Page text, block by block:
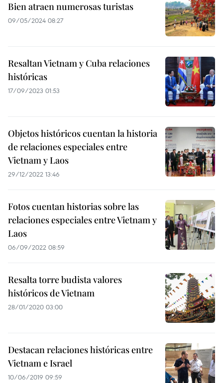
Bien atraen numerosas turistas
09/05/2024 08:27
Resaltan Vietnam y Cuba relaciones
históricas
17/09/2023 01:53
Objetos históricos cuentan la historia
de relaciones especiales entre
Vietnam y Laos
29/12/2022 13:46
Fotos cuentan historias sobre las
relaciones especiales entre Vietnam y
Laos
06/09/2022 08:59
Resalta torre budista valores
históricos de Vietnam
28/01/2020 03:00
Destacan relaciones históricas entre
Vietnam e Israel
10/06/2019 09:59